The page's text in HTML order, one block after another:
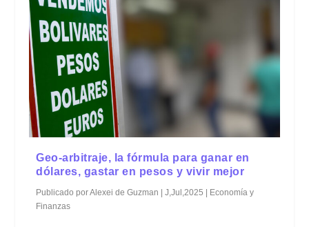
Geo-arbitraje, la fórmula para ganar en
dólares, gastar en pesos y vivir mejor
Publicado porAlexei de Guzman |J,Jul,2025
Economía y
Finanzas